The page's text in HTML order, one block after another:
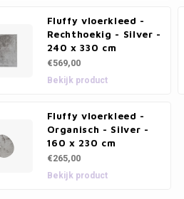
Fluffy vloerkleed -
Rechthoekig - Silver -
240 x 330 cm
€569,00
Bekijk product
Fluffy vloerkleed -
Organisch - Silver -
160 x 230 cm
€265,00
Bekijk product